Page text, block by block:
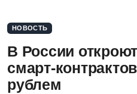
НОВОСТЬ
В России
смарт-
рублем